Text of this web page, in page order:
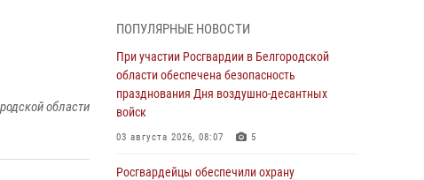
области
пресекли условное проникновение в детский
лагерь «Солнышко»
07 августа 2026, 07:39 1
Белгородским радиослушателям рассказали
о роли физической культуры в жизни
07 августа 2026, 06:19
ПОПУЛЯРНЫЕ НОВОСТИ
При участии Росгвардии в Белгородской
области обеспечена безопасность
празднования Дня воздушно-десантных
войск
03 августа 2026, 08:07 5
Росгвардейцы обеспечили охрану